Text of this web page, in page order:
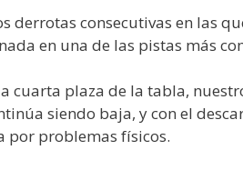
derrotas consecutivas en las
en una de las pistas más
cuarta plaza de la tabla,
siendo baja, y con el
por problemas físicos.